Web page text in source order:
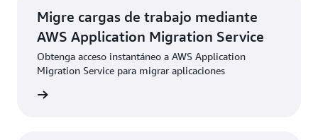
Migre cargas de trabajo mediante
AWS Application Migration Service
Obtenga acceso instantáneo a AWS Application
Migration Service para migrar aplicaciones